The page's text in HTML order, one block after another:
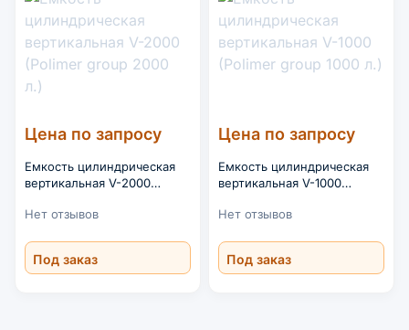
Цена по запросу
Емкость цилиндрическая
вертикальная V-2000
Нет отзывов
Под заказ
Цена по запросу
Емкость цилиндрическая
вертикальная V-1000
Нет отзывов
Под заказ